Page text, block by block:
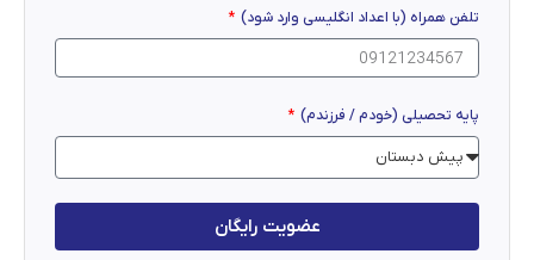
تلفن همراه (با اعداد انگلیسی وارد شود)
پایه تحصیلی (خودم / فرزندم)
عضویت رایگان